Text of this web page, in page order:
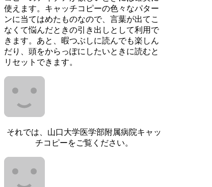
使えます。キャッチコピーの色々なパター
ンに当てはめたものなので、言葉が出てこ
なくて悩んだときの引き出しとして利用で
きます。あと、暇つぶしに読んでも楽しん
だり、頭をからっぽにしたいときに読むと
リセットできます。
それでは、山口大学医学部附属病院キャッ
チコピーをご覧ください。